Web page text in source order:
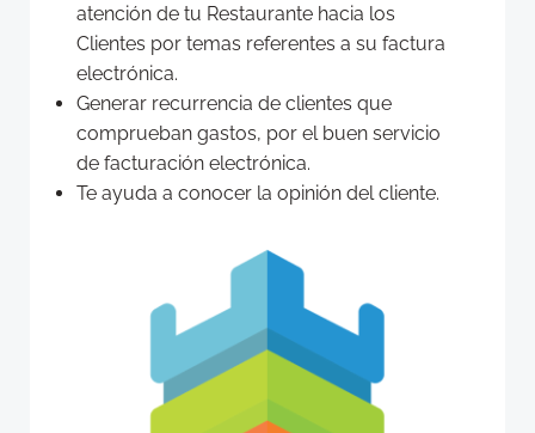
atención de tu Restaurante hacia los
Clientes por temas referentes a su factura
electrónica.
Generar recurrencia de clientes que
comprueban gastos, por el buen servicio
de facturación electrónica.
Te ayuda a conocer la opinión del cliente.